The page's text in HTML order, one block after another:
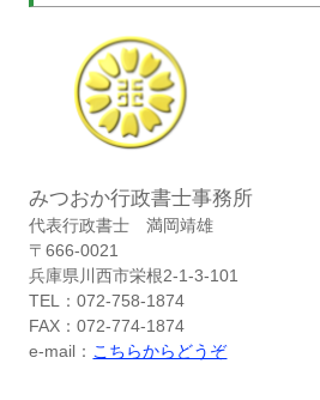
みつおか行政書士事務所
代表行政書士 満岡靖雄
〒666-0021
兵庫県川西市栄根2-1-3-101
TEL：072-758-1874
FAX：072-774-1874
e-mail： こちらからどうぞ